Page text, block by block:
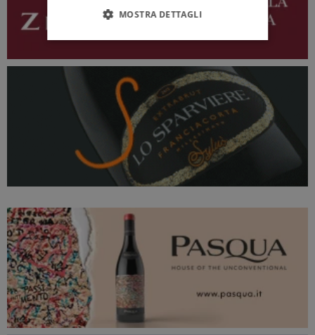
MOSTRA DETTAGLI